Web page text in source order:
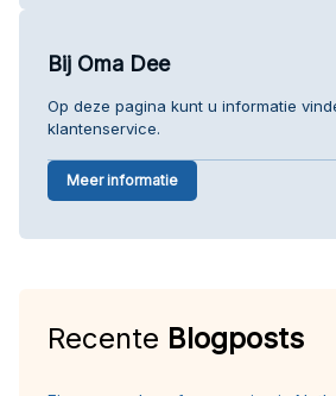
Bij Oma Dee
Op deze pagina kunt u informatie
klantenservice.
Meer informatie
Recente Blogposts